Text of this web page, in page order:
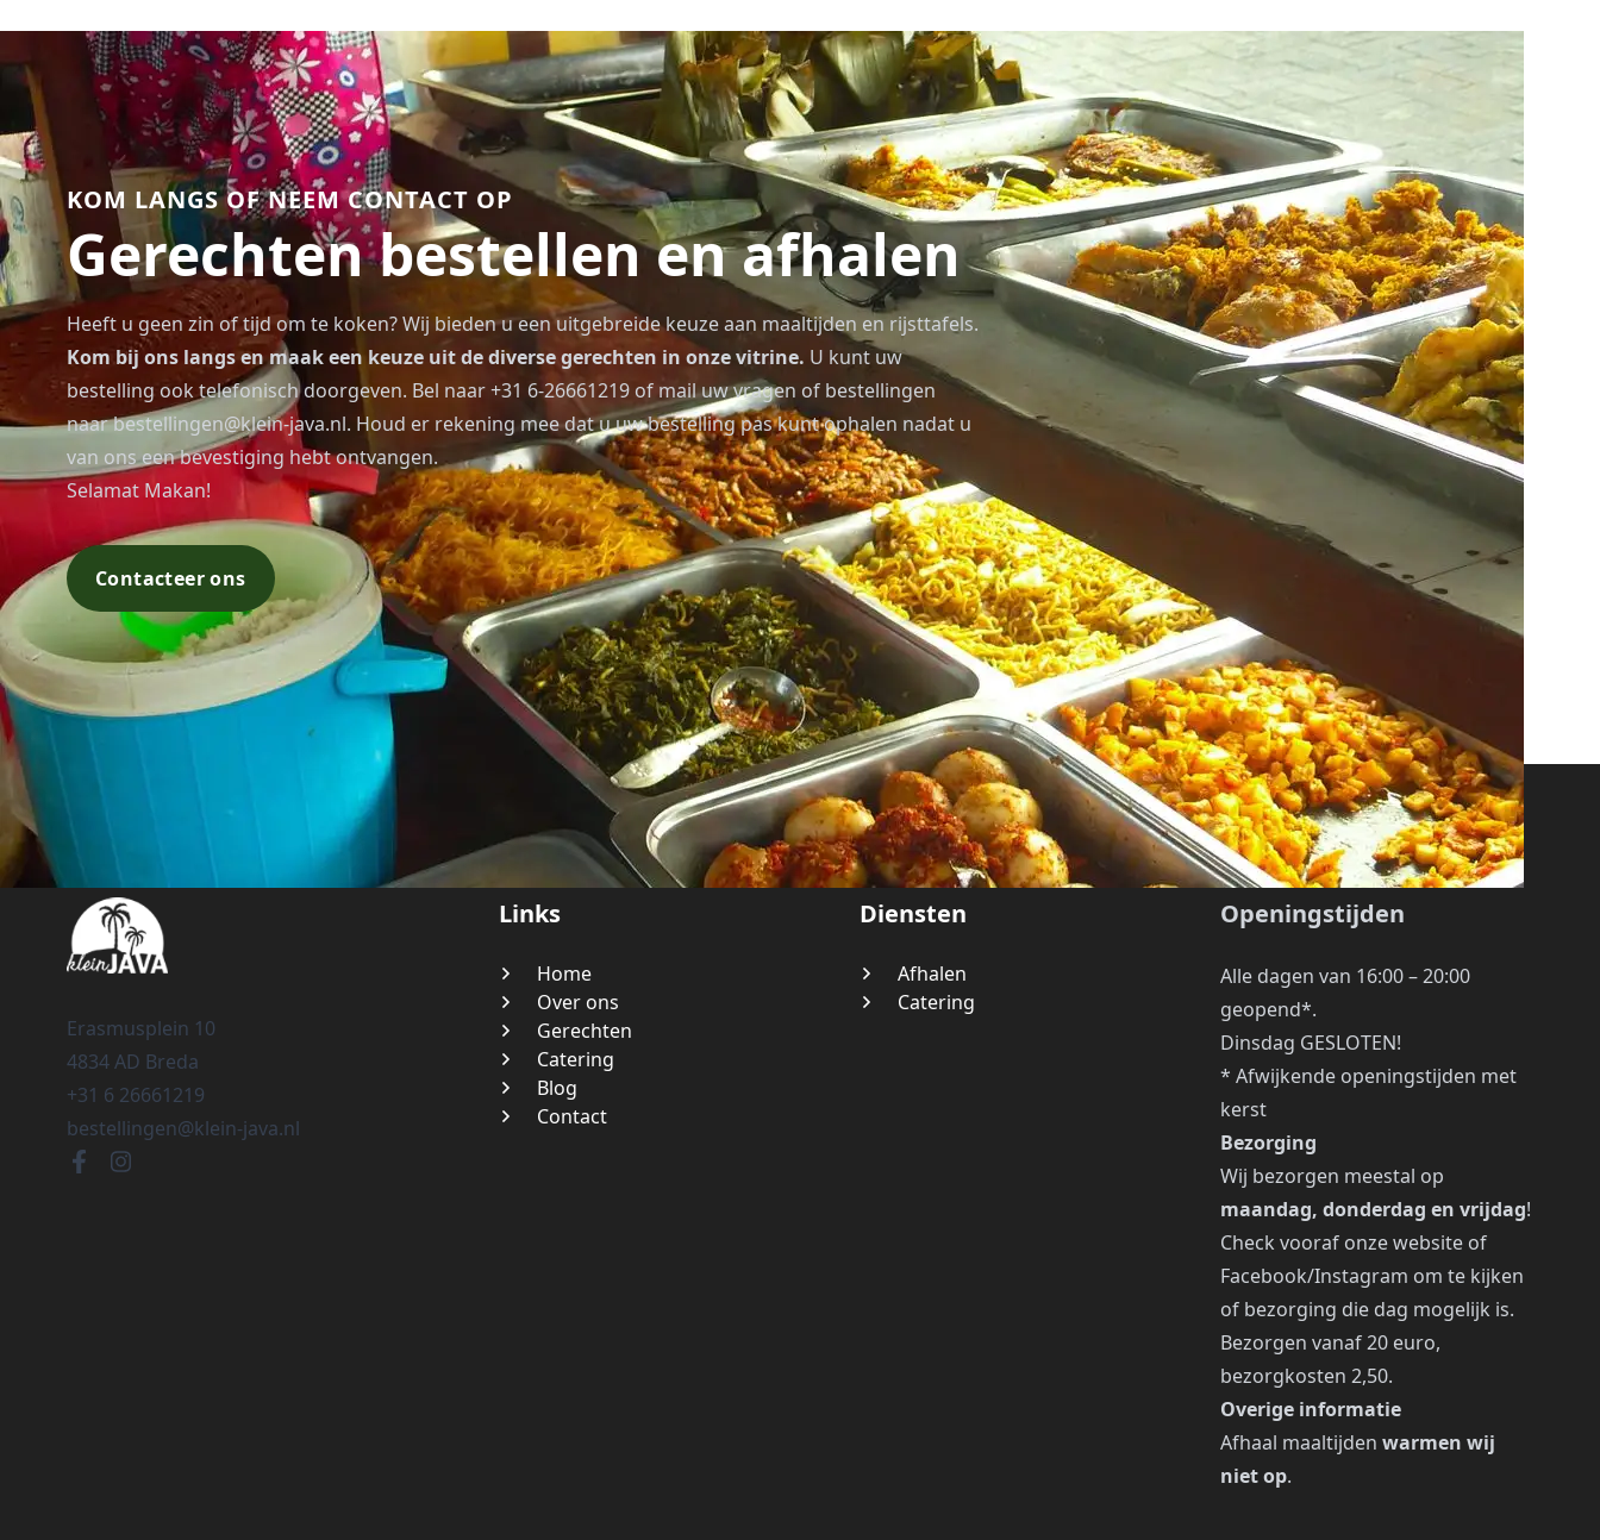
Gerechten bestellen en afhalen
KOM LANGS OF NEEM CONTACT OP
Heeft u geen zin of tijd om te koken? Wij bieden u een uitgebreide keuze aan maaltijden en rijsttafels.
Kom bij ons langs en maak een keuze uit de diverse gerechten in onze vitrine. U kunt uw
bestelling ook telefonisch doorgeven. Bel naar+31 6-26661219of mail uw vragen of bestellingen
naarbestellingen@klein-java.nl. Houd er rekening mee dat u uw bestelling pas kunt ophalen nadat u
van ons een bevestiging hebt ontvangen.
Selamat Makan!
Contacteer ons
Bezoek ons op sociale media
Erasmusplein 10
4834 AD Breda
+31 6 26661219
bestellingen@klein-java.nl
Footer navigatie
Links
Home
Over ons
Gerechten
Catering
Blog
Contact
Diensten
Afhalen
Catering
Openingstijden
Alle dagen van 16:00 – 20:00
geopend*.
Dinsdag GESLOTEN!
*Afwijkende openingstijden met
kerst
Bezorging
Wij bezorgen meestal op
maandag, donderdag en vrijdag!
Check vooraf onze website of
Facebook/Instagram om te kijken
of bezorging die dag mogelijk is.
Bezorgen vanaf 20 euro,
bezorgkosten 2,50.
Overige informatie
Afhaal maaltijdenwarmen wij
niet op.